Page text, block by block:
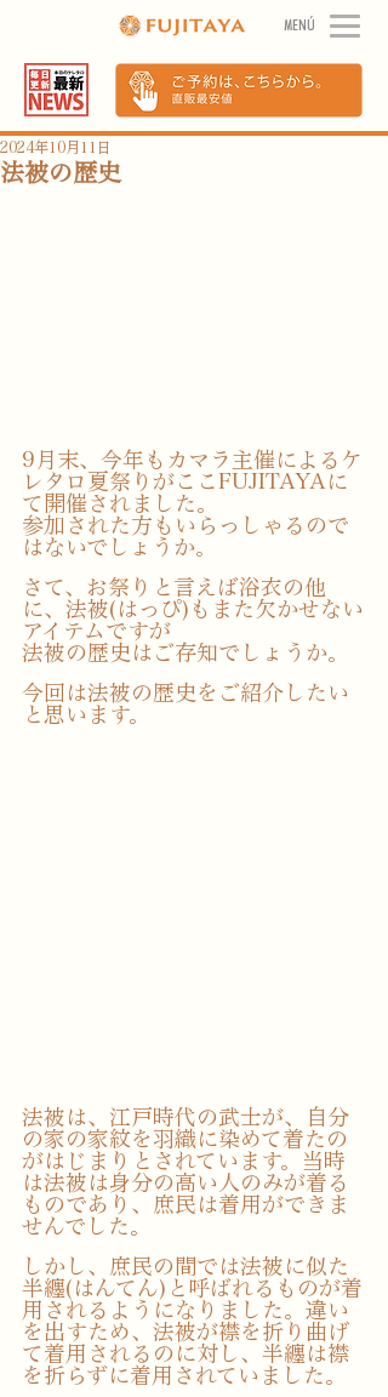
MENÚ
法被の歴史
2024年10月11日
9月末、今年もカマラ主催によるケ
レタロ夏祭りがここFUJITAYAに
て開催されました。
参加された方もいらっしゃるので
はないでしょうか。
さて、お祭りと言えば浴衣の他
に、法被(はっぴ)もまた欠かせない
アイテムですが
法被の歴史はご存知でしょうか。
今回は法被の歴史をご紹介したい
と思います。
法被は、江戸時代の武士が、自分
の家の家紋を羽織に染めて着たの
がはじまりとされています。当時
は法被は身分の高い人のみが着る
ものであり、庶民は着用ができま
せんでした。
しかし、庶民の間では法被に似た
半纏(はんてん)と呼ばれるものが着
用されるようになりました。違い
を出すため、法被が襟を折り曲げ
て着用されるのに対し、半纏は襟
を折らずに着用されていました。